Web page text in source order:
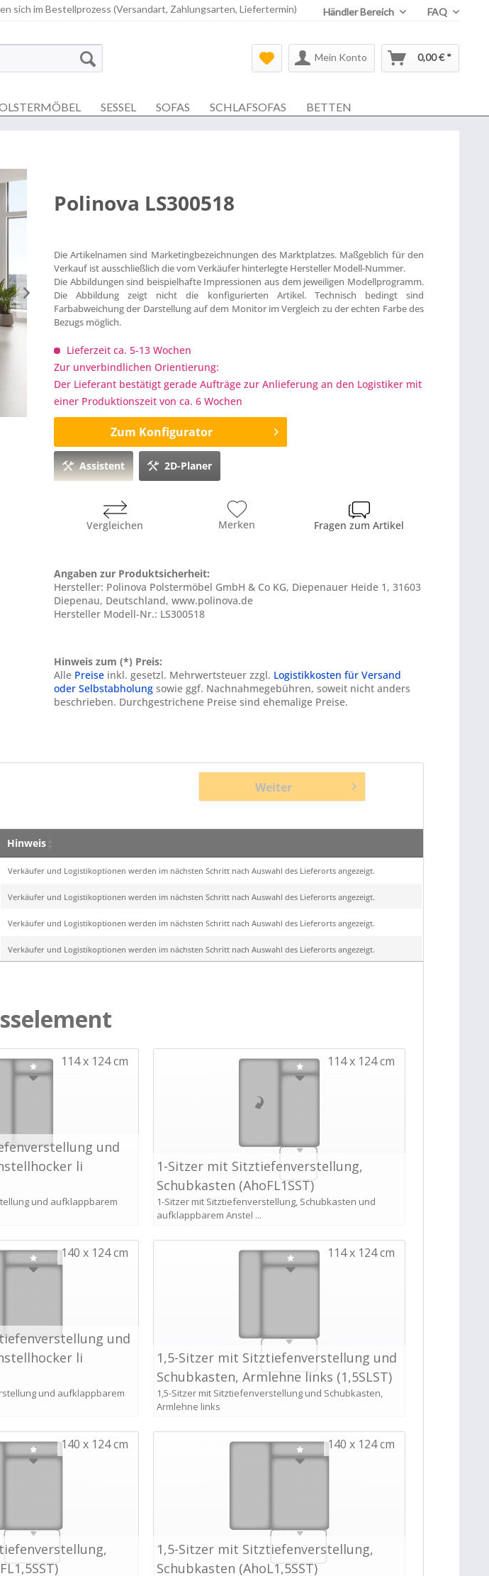
sich im Bestellprozess (Versandart, Zahlungsarten, Liefertermin) Händler Bereich FAQ
Mein Konto 0,00 € *
SESSEL SOFAS SCHLAFSOFAS BETTEN
Polinova LS300518
Die Artikelnamen sind Marketingbezeichnungen des Marktplatzes. Maßgeblich für den
Verkauf ist ausschließlich die vom Verkäufer hinterlegte Hersteller Modell-Nummer.
Die Abbildungen sind beispielhafte Impressionen aus dem jeweiligen Modellprogramm.
Die Abbildung zeigt nicht die konfigurierten Artikel. Technisch bedingt sind
Farbabweichung der Darstellung auf dem Monitor im Vergleich zu der echten Farbe des
Bezugs möglich.
Lieferzeit ca. 5-13 Wochen
Zur unverbindlichen Orientierung:
Der Lieferant bestätigt gerade Aufträge zur Anlieferung an den Logistiker mit
einer Produktionszeit von ca. 6 Wochen
Zum Konfigurator
Assistent 2D-Planer
Vergleichen Merken Fragen zum Artikel
Angaben zur Produktsicherheit:
Hersteller: Polinova Polstermöbel GmbH & Co KG, Diepenauer Heide 1, 31603
Diepenau, Deutschland, www.polinova.de
Hersteller Modell-Nr.: LS300518
Hinweis zum (*) Preis:
Alle Preiseinkl. gesetzl. Mehrwertsteuer zzgl. Logistikkosten für Versand
oder Selbstabholungsowie ggf. Nachnahmegebühren, soweit nicht anders
beschrieben. Durchgestrichene Preise sind ehemalige Preise.
Weiter
Hinweis
Verkäufer und Logistikoptionen werden im nächsten Schritt nach Auswahl des Lieferorts angezeigt.
Verkäufer und Logistikoptionen werden im nächsten Schritt nach Auswahl des Lieferorts angezeigt.
Verkäufer und Logistikoptionen werden im nächsten Schritt nach Auswahl des Lieferorts angezeigt.
Verkäufer und Logistikoptionen werden im nächsten Schritt nach Auswahl des Lieferorts angezeigt.